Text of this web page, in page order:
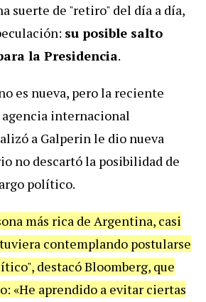
suerte de "retiro" del día a día,
su posible salto
la Presidencia.
es nueva, pero la reciente
internacional
a Galperin le dio nueva
no descartó la posibilidad de
político.
más rica de Argentina, casi
contemplando postularse
destacó Bloomberg, que
«He aprendido a evitar ciertas